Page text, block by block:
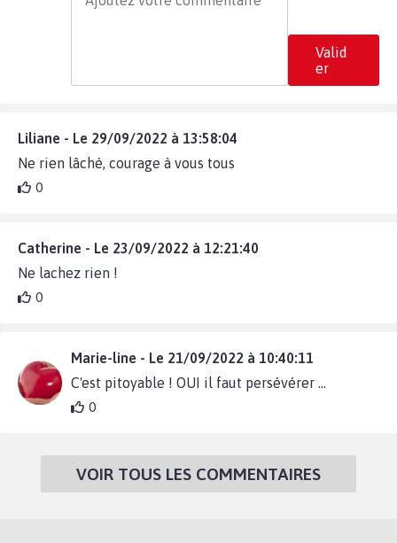
Valid
er
Liliane - Le 29/09/2022 à 13:58:04
Ne rien lâché, courage à vous tous
0
Catherine - Le 23/09/2022 à 12:21:40
Ne lachez rien !
0
Marie-line - Le 21/09/2022 à 10:40:11
C'est pitoyable ! OUI il faut persévérer ...
0
VOIR TOUS LES COMMENTAIRES